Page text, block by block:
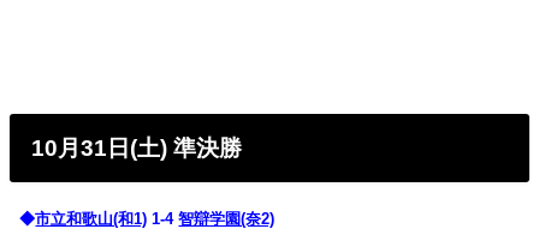
10月31日(土) 準決勝
◆市立和歌山(和1) 1-4智辯学園(奈2)